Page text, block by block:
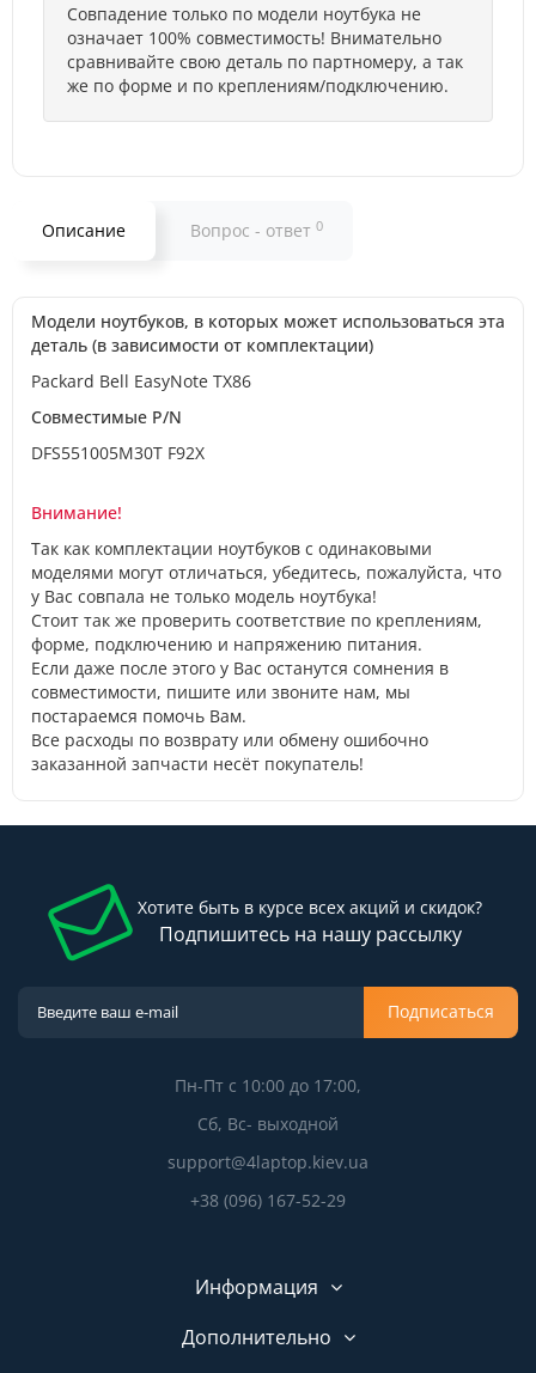
Совпадение только по модели ноутбука не
означает 100% совместимость! Внимательно
сравнивайте свою деталь по партномеру, а так
же по форме и по креплениям/подключению.
Описание Вопрос - ответ 0
Модели ноутбуков, в которых может использоваться эта
деталь (в зависимости от комплектации)
Packard Bell EasyNote TX86
Совместимые P/N
DFS551005M30T F92X
Внимание!
Так как комплектации ноутбуков с одинаковыми
моделями могут отличаться, убедитесь, пожалуйста, что
у Вас совпала не только модель ноутбука!
Стоит так же проверить соответствие по креплениям,
форме, подключению и напряжению питания.
Если даже после этого у Вас останутся сомнения в
совместимости, пишите или звоните нам, мы
постараемся помочь Вам.
Все расходы по возврату или обмену ошибочно
заказанной запчасти несёт покупатель!
Хотите быть в курсе всех акций и скидок?
Подпишитесь на нашу рассылку
Подписаться
Пн-Пт с 10:00 до 17:00,
Сб, Вс- выходной
support@4laptop.kiev.ua
+38 (096) 167-52-29
Информация
Дополнительно